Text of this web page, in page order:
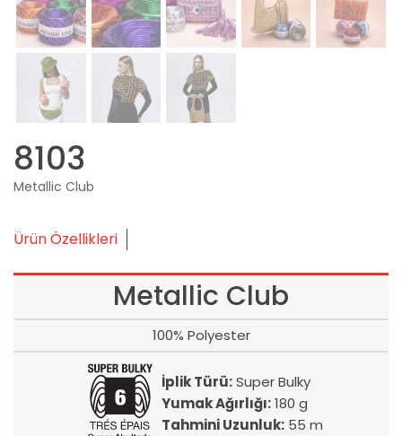
8103
Metallic Club
Ürün Özellikleri
Metallic Club
100% Polyester
İplik Türü:Super Bulky
Yumak Ağırlığı:180 g
Tahmini Uzunluk: 55 m